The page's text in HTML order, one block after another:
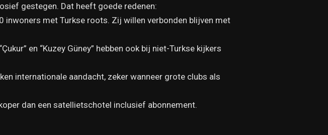
gestegen. Dat heeft goede redenen:
inwoners met Turkse roots. Zij willen verbonden blijven met
en “Kuzey Güney” hebben ook bij niet-Turkse kijkers
internationale aandacht, zeker wanneer grote clubs als
dan een satellietschotel inclusief abonnement.